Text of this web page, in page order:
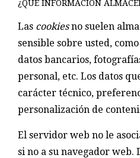
¿QUÉ INFORMACIÓN
Las cookiesno suelen
sensible sobre usted,
datos bancarios,
personal, etc. Los datos
carácter técnico,
personalización de
El servidor web no le
si no a su navegador web.